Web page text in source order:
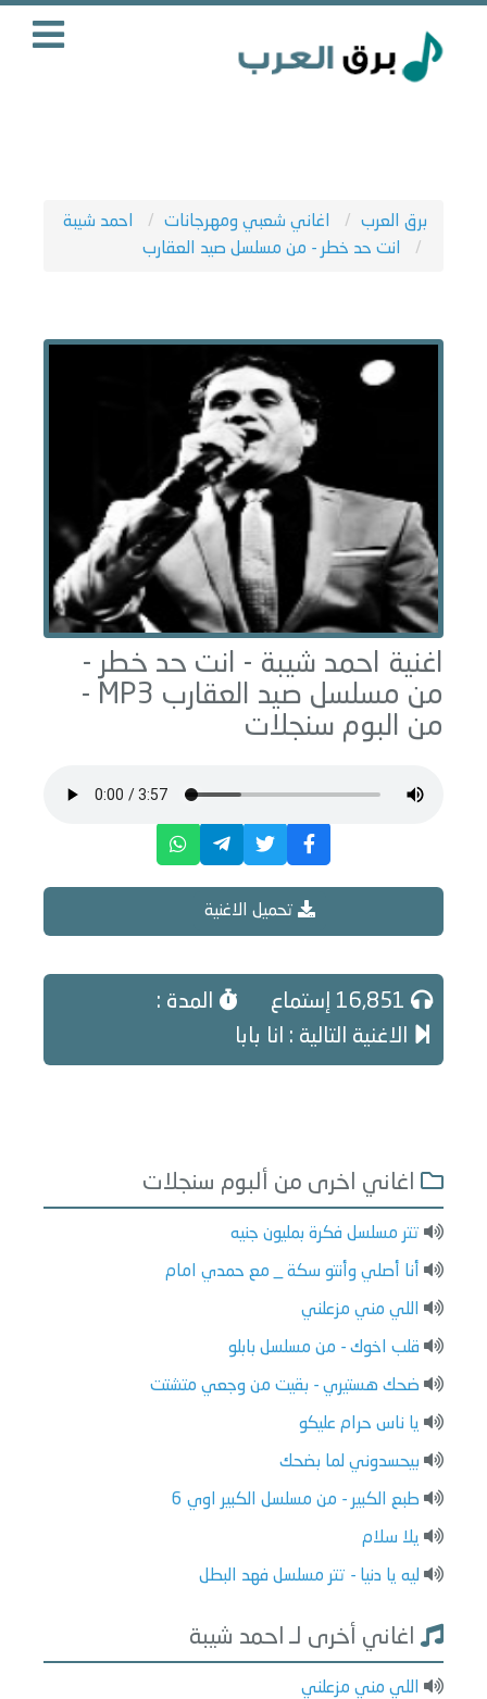
برق العرب اغاني شعبي ومهرجانات
احمد شيبة
انت حد خطر - من مسلسل صيد العقارب
اغنية احمد شيبة - انت حد خطر -
من مسلسل صيد العقارب
MP3 -
من البوم سنجلات
تحميل الاغنية
المدة :
الاغنية التالية : انا بابا
اغاني اخرى من ألبوم سنجلات
تتر مسلسل فكرة بمليون جنيه
أنا أصلي وأنتو سكة _ مع حمدي امام
اللي مني مزعلني
قلب اخوك - من مسلسل بابلو
ضحك هستيري - بقيت من وجعي متشتت
يا ناس حرام عليكو
بيحسدوني لما بضحك
طبع الكبير - من مسلسل الكبير اوي 6
يلا سلام
ليه يا دنيا - تتر مسلسل فهد البطل
اغاني أخرى لـ احمد شيبة
اللي مني مزعلني